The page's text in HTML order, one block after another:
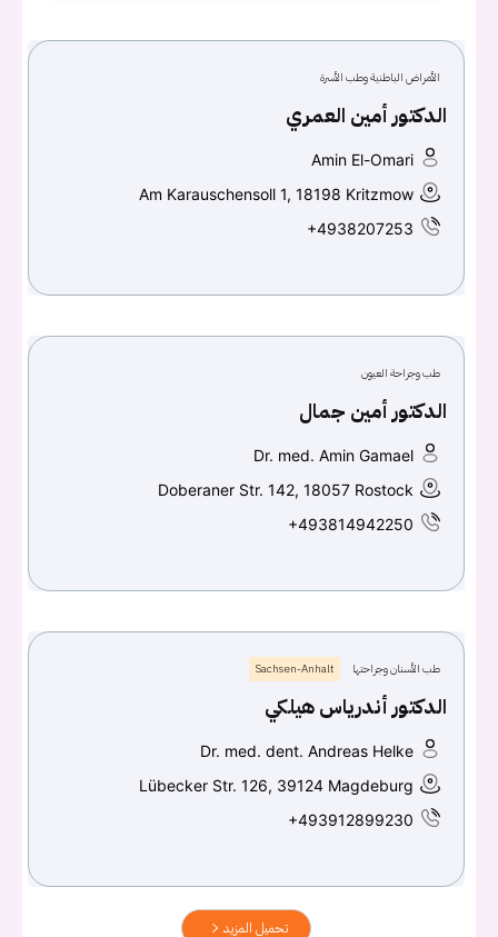
الأمراض الباطنية وطب الأسرة
الدكتور أمين العمري
Amin El-Omari
Am Karauschensoll 1, 18198 Kritzmow
+4938207253
طب وجراحة العيون
الدكتور أمين جمال
Dr. med. Amin Gamael
Doberaner Str. 142, 18057 Rostock
+493814942250
طب الأسنان وجراحتها Sachsen-Anhalt
الدكتور أندرياس هيلكي
Dr. med. dent. Andreas Helke
Lübecker Str. 126, 39124 Magdeburg
+493912899230
تحميل المزيد